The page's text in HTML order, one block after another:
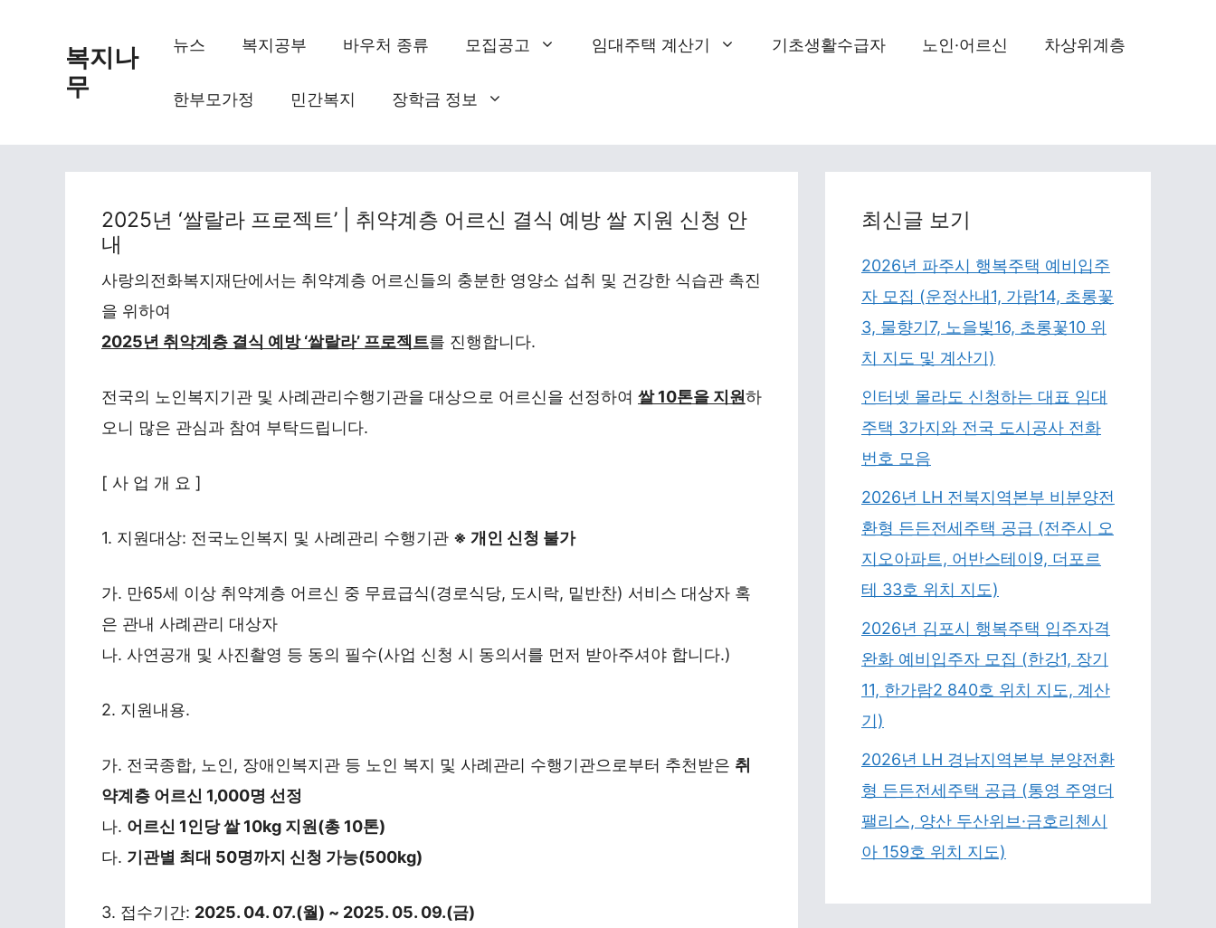
복지나
무
뉴스 복지공부 바우처 종류 모집공고 임대주택 계산기 기초생활수급자 노인·어르신 차상위계층
한부모가정 민간복지 장학금 정보
2025년 ‘쌀랄라 프로젝트’ | 취약계층 어르신 결식 예방 쌀 지원 신청 안
내
사랑의전화복지재단에서는 취약계층 어르신들의 충분한 영양소 섭취 및 건강한 식습관 촉진
을 위하여
2025년 취약계층 결식 예방 ‘쌀랄라’ 프로젝트를 진행합니다.
전국의 노인복지기관 및 사례관리수행기관을 대상으로 어르신을 선정하여 쌀 10톤을 지원하
오니 많은 관심과 참여 부탁드립니다.
[ 사 업 개 요 ]
1. 지원대상: 전국노인복지 및 사례관리 수행기관 ※ 개인 신청 불가
가. 만65세 이상 취약계층 어르신 중 무료급식(경로식당, 도시락, 밑반찬) 서비스 대상자 혹
은 관내 사례관리 대상자
나. 사연공개 및 사진촬영 등 동의 필수(사업 신청 시 동의서를 먼저 받아주셔야 합니다.)
2. 지원내용.
가. 전국종합, 노인, 장애인복지관 등 노인 복지 및 사례관리 수행기관으로부터 추천받은 취
약계층 어르신 1,000명 선정
나. 어르신 1인당 쌀 10kg 지원(총 10톤)
다. 기관별 최대 50명까지 신청 가능(500kg)
3. 접수기간: 2025. 04. 07.(월) ~ 2025. 05. 09.(금)
최신글 보기
2026년 파주시 행복주택 예비입주
자 모집 (운정산내1, 가람14, 초롱꽃
3, 물향기7, 노을빛16, 초롱꽃10 위
치 지도 및 계산기)
인터넷 몰라도 신청하는 대표 임대
주택 3가지와 전국 도시공사 전화
번호 모음
2026년 LH 전북지역본부 비분양전
환형 든든전세주택 공급 (전주시 오
지오아파트, 어반스테이9, 더포르
테 33호 위치 지도)
2026년 김포시 행복주택 입주자격
완화 예비입주자 모집 (한강1, 장기
11, 한가람2 840호 위치 지도, 계산
기)
2026년 LH 경남지역본부 분양전환
형 든든전세주택 공급 (통영 주영더
팰리스, 양산 두산위브·금호리첸시
아 159호 위치 지도)